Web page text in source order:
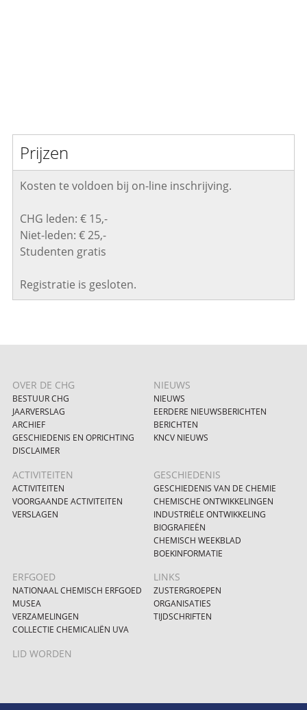
Prijzen
Kosten te voldoen bij on-line inschrijving.
CHG leden: € 15,-
Niet-leden: € 25,-
Studenten gratis
Registratie is gesloten.
OVER DE CHG
BESTUUR CHG
JAARVERSLAG
ARCHIEF
GESCHIEDENIS EN OPRICHTING
DISCLAIMER
NIEUWS
NIEUWS
EERDERE NIEUWSBERICHTEN
BERICHTEN
KNCV NIEUWS
ACTIVITEITEN
ACTIVITEITEN
VOORGAANDE ACTIVITEITEN
VERSLAGEN
GESCHIEDENIS
GESCHIEDENIS VAN DE CHEMIE
CHEMISCHE ONTWIKKELINGEN
INDUSTRIËLE ONTWIKKELING
BIOGRAFIEËN
CHEMISCH WEEKBLAD
BOEKINFORMATIE
ERFGOED
NATIONAAL CHEMISCH ERFGOED
MUSEA
VERZAMELINGEN
COLLECTIE CHEMICALIËN UVA
LINKS
ZUSTERGROEPEN
ORGANISATIES
TIJDSCHRIFTEN
LID WORDEN